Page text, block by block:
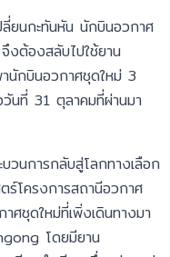
ยนกะทันหัน นักบินอวกาศ
ต้องสลับไปใช้ยาน
นักบินอวกาศชุดใหม่ 3
วันที่ 31 ตุลาคมที่ผ่านมา
วนการกลับสู่โลกทางเลือก
ร์โครงการสถานีอวกาศ
ศชุดใหม่ที่เพิ่งเดินทางมา
โดยมียาน